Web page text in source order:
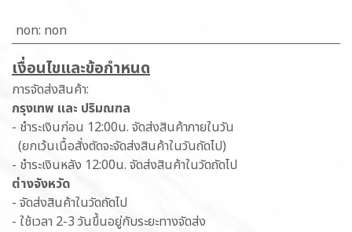
non: non
เ​งื่อนไขและข้อกำหนด
การจัดส่งสินค้า:
กรุงเทพ และ ปริมณฑล
- ชำระเงินก่อน 12:00น. จัดส่งสินค้าภายในวัน
(ยกเว้นเนื้อสั่งตัดจะจัดส่งสินค้าในวันถัดไป)
- ชำระเงินหลัง 12:00น. จัดส่งสินค้าในวัดถัดไป
ต่างจังหวัด
- จัดส่งสินค้าในวัดถัดไป
- ใช้เวลา 2-3 วันขึ้นอยู่กับระยะทางจัดส่ง